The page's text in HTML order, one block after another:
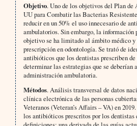
Objetivo. Uno de los objetivos del Plan
UU para Combatir las Bacterias
reducir en un 50% el uso innecesario de
ambulatorios. Sin embargo, la información
objetivo se ha limitado al ámbito médico
prescripción en odontología. Se trató de
antibióticos que los dentistas prescriben
determinar las estrategias que se deberían
administración ambulatoria.
Métodos. Análisis transversal de datos
clínica electrónica de las personas
Veteranos (Veteran’s Affairs – VA) en
los antibióticos prescritos por los dentistas